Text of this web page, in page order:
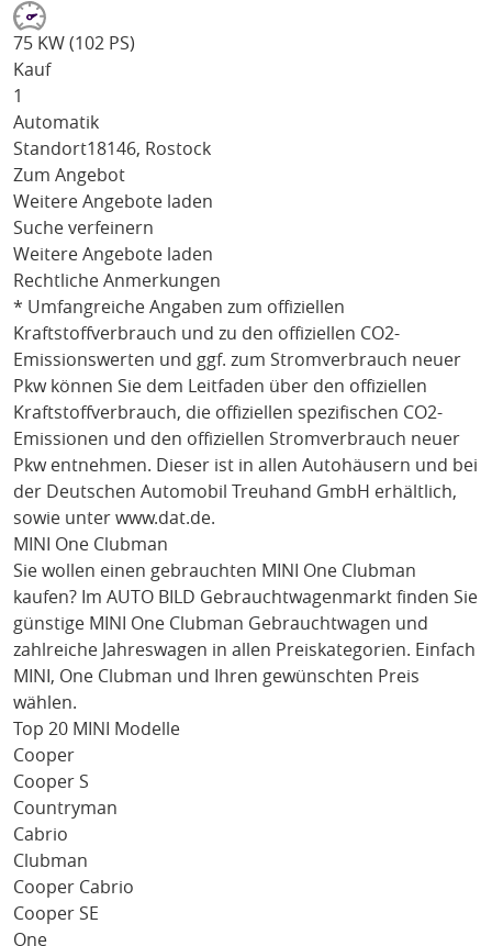
75 KW (102 PS)
Kauf
1
Automatik
Standort18146, Rostock
Zum Angebot
Weitere Angebote laden
Suche verfeinern
Weitere Angebote laden
Rechtliche Anmerkungen
* Umfangreiche Angaben zum offiziellen
Kraftstoffverbrauch und zu den offiziellen CO2-
Emissionswerten und ggf. zum Stromverbrauch neuer
Pkw können Sie dem Leitfaden über den offiziellen
Kraftstoffverbrauch, die offiziellen spezifischen CO2-
Emissionen und den offiziellen Stromverbrauch neuer
Pkw entnehmen. Dieser ist in allen Autohäusern und bei
der Deutschen Automobil Treuhand GmbH erhältlich,
sowie unter www.dat.de.
MINI One Clubman
Sie wollen einen gebrauchten MINI One Clubman
kaufen? Im AUTO BILD Gebrauchtwagenmarkt finden Sie
günstige MINI One Clubman Gebrauchtwagen und
zahlreiche Jahreswagen in allen Preiskategorien. Einfach
MINI , One Clubman und Ihren gewünschten Preis
wählen.
Top 20 MINI Modelle
Cooper
Cooper S
Countryman
Cabrio
Clubman
Cooper Cabrio
Cooper SE
One